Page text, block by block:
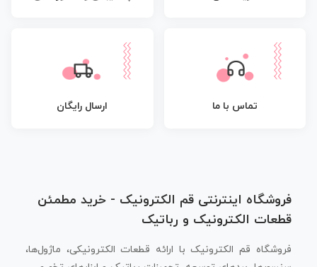
تماس با ما ارسال رایگان
فروشگاه اینترنتی قم الکترونیک - خرید مطمئن
قطعات الکترونیک و رباتیک
فروشگاه قم الکترونیک با ارائه قطعات الکترونیکی، ماژول‌ها،